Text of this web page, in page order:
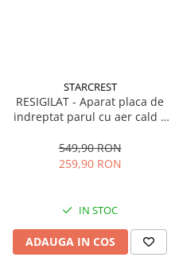
STARCREST
RESIGILAT - Aparat placa de
indreptat parul cu aer cald 2
1300 W, Uscare si indreptare,
Afisaj LCD, Tehnologie cu ioni
549,90 RON
259,90 RON
IN STOC
ADAUGA IN COS